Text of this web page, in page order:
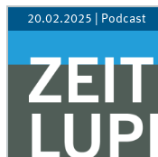
20.02.2025 | Podcast